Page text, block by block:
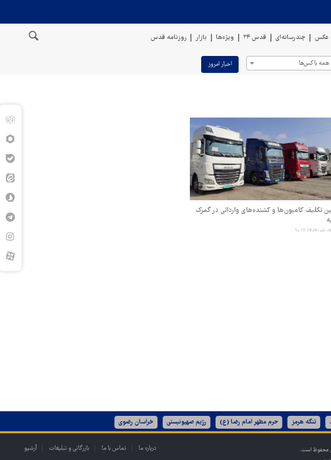
عکس چندرسانه‌ای قدس ۲۴ ویژه‌ها بازار روزنامه قدس
همه باکس‌ها اخبار امروز
تکلیف کامیون‌ها و کشنده‌های وارداتی در گمرک
۱۴۰۴-۰۸-۰۷ ۱۰:۱۲
تنگه هرمز حرم مطهر امام رضا (ع) رژیم صهیونیستی خراسان رضوی
محفوظ است.
درباره ما تماس با ما بازرگانی و تبلیغات آرشیو